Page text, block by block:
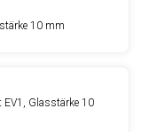
10 mm
Glasstärke 10